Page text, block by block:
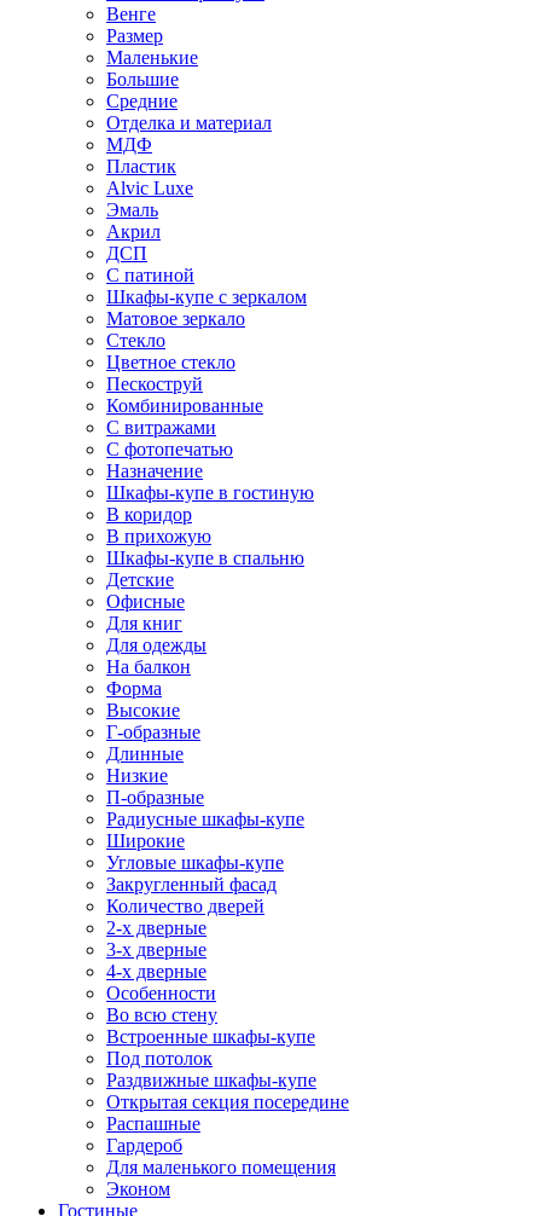
Венге
Размер
Маленькие
Большие
Средние
Отделка и материал
МДФ
Пластик
Alvic Luxe
Эмаль
Акрил
ДСП
С патиной
Шкафы-купе с зеркалом
Матовое зеркало
Стекло
Цветное стекло
Пескоструй
Комбинированные
С витражами
С фотопечатью
Назначение
Шкафы-купе в гостиную
В коридор
В прихожую
Шкафы-купе в спальню
Детские
Офисные
Для книг
Для одежды
На балкон
Форма
Высокие
Г-образные
Длинные
Низкие
П-образные
Радиусные шкафы-купе
Широкие
Угловые шкафы-купе
Закругленный фасад
Количество дверей
2-х дверные
3-х дверные
4-х дверные
Особенности
Во всю стену
Встроенные шкафы-купе
Под потолок
Раздвижные шкафы-купе
Открытая секция посередине
Распашные
Гардероб
Для маленького помещения
Эконом
Гостиные